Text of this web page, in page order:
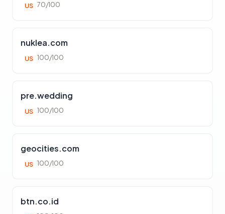
US 70/100
nuklea.com
US 100/100
pre.wedding
US 100/100
geocities.com
US 100/100
btn.co.id